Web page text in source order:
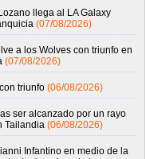
llega al LA Galaxy
(07/08/2026)
a los Wolves con triunfo en
(07/08/2026)
triunfo (06/08/2026)
ser alcanzado por un rayo
Tailandia (06/08/2026)
Infantino en medio de la